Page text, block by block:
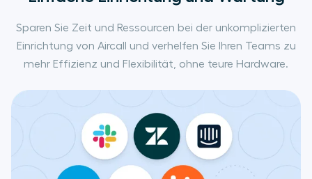
Sparen Sie Zeit und Ressourcen bei der unkomplizierten
Einrichtung von Aircall und verhelfen Sie Ihren Teams zu
mehr Effizienz und Flexibilität, ohne teure Hardware.